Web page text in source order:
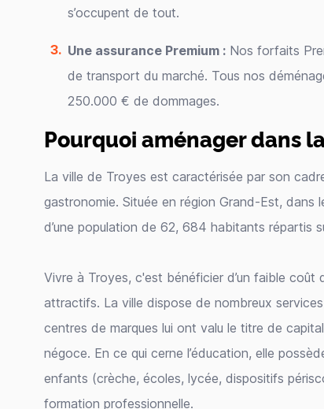
s’occupent de tout.
Une assurance Premium : Nos forfaits
de transport du marché. Tous nos
250.000 € de dommages.
Pourquoi aménager dans
La ville de Troyes est caractérisée par son
gastronomie. Située en région Grand-Est, dans
d’une population de 62, 684 habitants répartis
Vivre à Troyes, c'est bénéficier d’un faible
attractifs. La ville dispose de nombreux
centres de marques lui ont valu le titre de
négoce. En ce qui cerne l’éducation, elle
enfants (crèche, écoles, lycée, dispositifs
formation professionnelle.